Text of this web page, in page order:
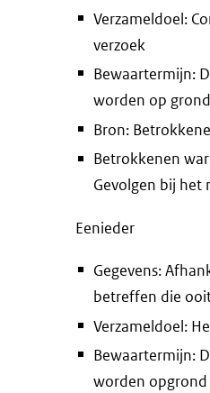
Verzameldoel:
verzoek
Bewaartermijn:
worden op grond
Bron: Betrokkene
Betrokkenen
Gevolgen bij het
Eenieder
Gegevens:
betreffen die
Verzameldoel:
Bewaartermijn:
worden opgrond